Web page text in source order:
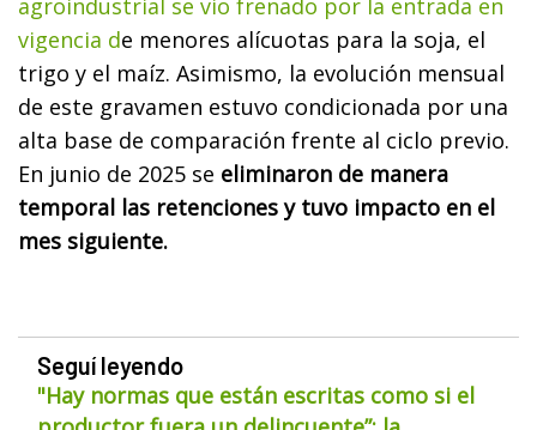
agroindustrial se vio frenado por la entrada en
vigencia de menores alícuotas para la soja, el
trigo y el maíz. Asimismo, la evolución mensual
de este gravamen estuvo condicionada por una
alta base de comparación frente al ciclo previo.
En junio de 2025 se eliminaron de manera
temporal las retenciones y tuvo impacto en el
mes siguiente.
Seguí leyendo
"Hay normas que están escritas como si el